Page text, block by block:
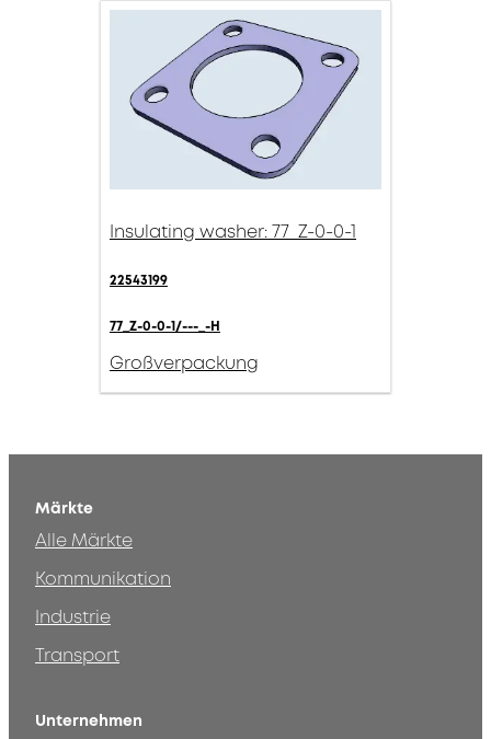
Insulating washer: 77_Z-0-0-1
22543199
77_Z-0-0-1/---_-H
Großverpackung
Märkte
Alle Märkte
Kommunikation
Industrie
Transport
Unternehmen